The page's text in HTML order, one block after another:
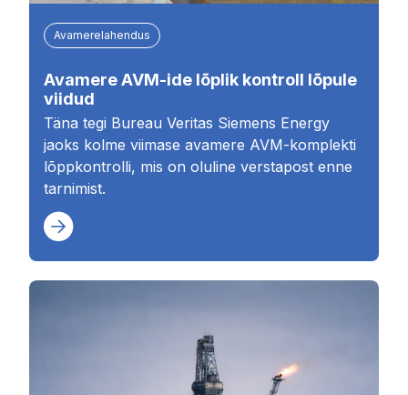
Avamerelahendus
Avamere AVM-ide lõplik kontroll lõpule
viidud
Täna tegi Bureau Veritas Siemens Energy
jaoks kolme viimase avamere AVM-komplekti
lõppkontrolli, mis on oluline verstapost enne
tarnimist.